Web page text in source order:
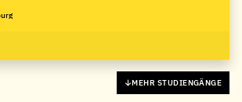
MEHR STUDIENGÄNGE